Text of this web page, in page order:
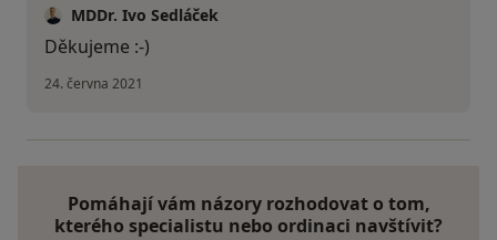
MDDr. Ivo Sedláček
Děkujeme :-)
24. června 2021
Pomáhají vám názory rozhodovat o tom,
kterého specialistu nebo ordinaci navštívit?